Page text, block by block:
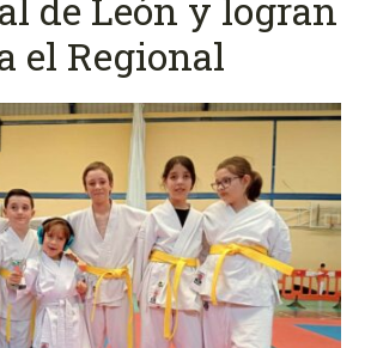
de León y logran
el Regional